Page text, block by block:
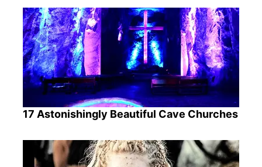
17 Astonishingly Beautiful Cave Churches